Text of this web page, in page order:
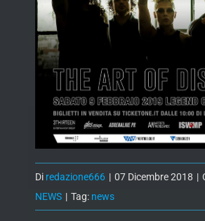
Di redazione666 | 07 Dicembre 2018 |
NEWS | Tag: news